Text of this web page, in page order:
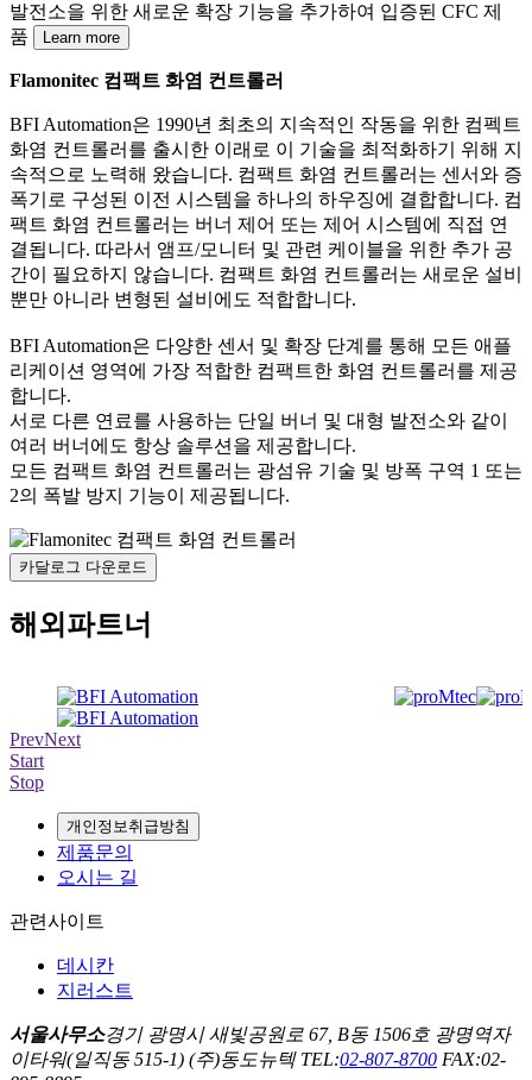
발전소을 위한 새로운 확장 기능을 추가하여 입증된 CFC 제
품
Learn more
Flamonitec 컴팩트 화염 컨트롤러
BFI Automation은 1990년 최초의 지속적인 작동을 위한 컴펙트
화염 컨트롤러를 출시한 이래로 이 기술을 최적화하기 위해 지
속적으로 노력해 왔습니다. 컴팩트 화염 컨트롤러는 센서와 증
폭기로 구성된 이전 시스템을 하나의 하우징에 결합합니다. 컴
팩트 화염 컨트롤러는 버너 제어 또는 제어 시스템에 직접 연
결됩니다. 따라서 앰프/모니터 및 관련 케이블을 위한 추가 공
간이 필요하지 않습니다. 컴팩트 화염 컨트롤러는 새로운 설비
뿐만 아니라 변형된 설비에도 적합합니다.
BFI Automation은 다양한 센서 및 확장 단계를 통해 모든 애플
리케이션 영역에 가장 적합한 컴팩트한 화염 컨트롤러를 제공
합니다.
서로 다른 연료를 사용하는 단일 버너 및 대형 발전소와 같이
여러 버너에도 항상 솔루션을 제공합니다.
모든 컴팩트 화염 컨트롤러는 광섬유 기술 및 방폭 구역 1 또는
2의 폭발 방지 기능이 제공됩니다.
카달로그 다운로드
해외파트너
PrevNext
Start
Stop
개인정보취급방침
제품문의
오시는 길
관련사이트
데시칸
지러스트
서울사무소경기 광명시 새빛공원로 67, B동 1506호 광명역자
이타워(일직동 515-1) (주)동도뉴텍 TEL:02-807-8700 FAX:02-